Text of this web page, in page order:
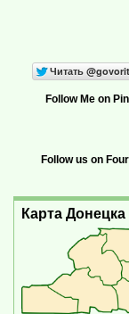
Follow Me on
Follow us on
Карта Донецка